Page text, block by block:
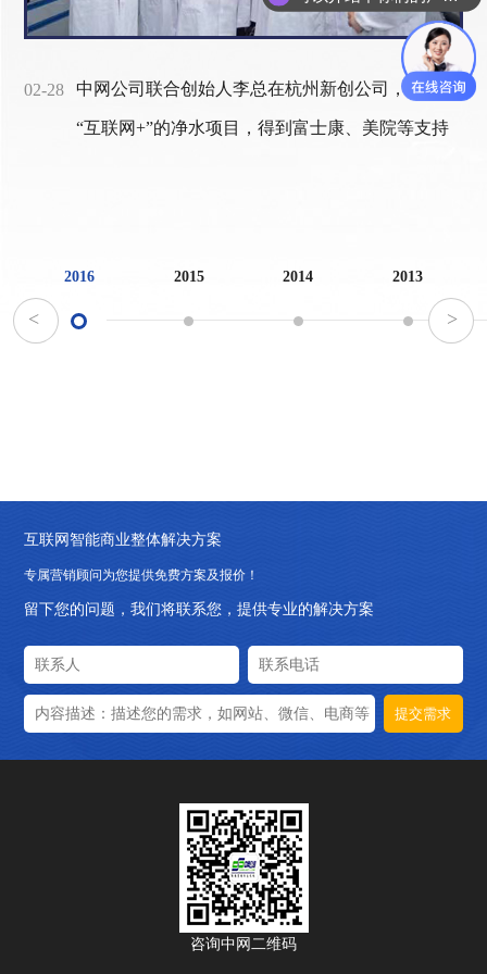
02-28 中网公司联合创始人李总在杭州新创公司，起步
“互联网+”的净水项目，得到富士康、美院等支持
2016 2015 2014 2013
< >
互联网智能商业整体解决方案
专属营销顾问为您提供免费方案及报价！
留下您的问题，我们将联系您，提供专业的解决方案
提交需求
咨询中网二维码